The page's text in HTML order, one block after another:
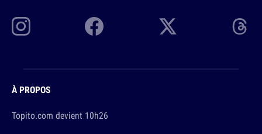
À PROPOS
Topito.com devient 10h26